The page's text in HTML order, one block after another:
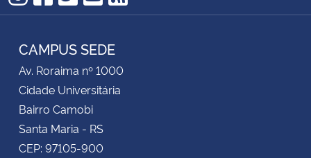
Instagram
Facebook
Twitter
YouTube
RSS
CAMPUS SEDE
Av. Roraima nº 1000
Cidade Universitária
Bairro Camobi
Santa Maria - RS
CEP: 97105-900